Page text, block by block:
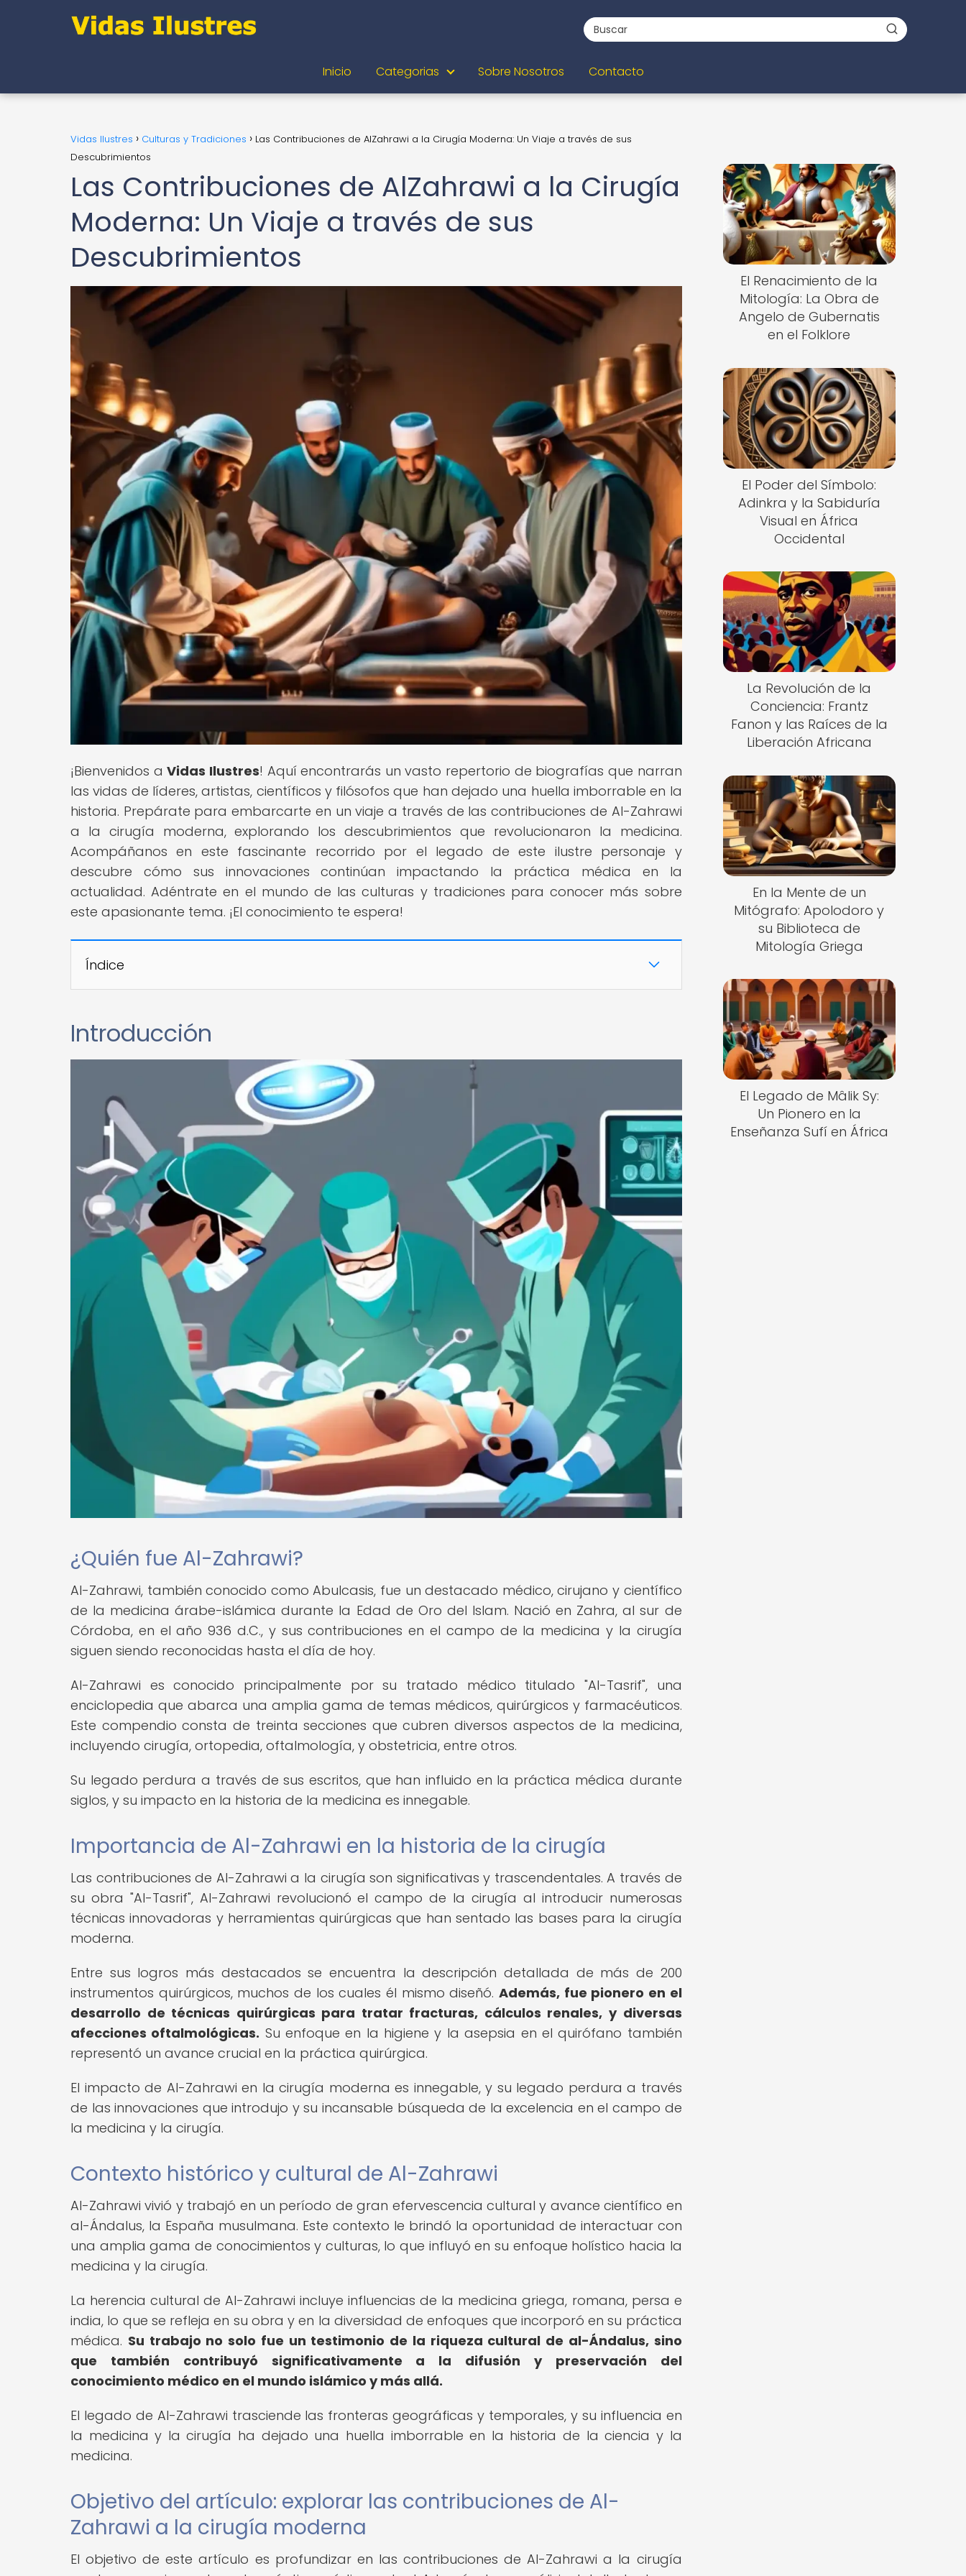
Inicio Categorias Sobre Nosotros Contacto
Vidas Ilustres Culturas y Tradiciones
Las Contribuciones de AlZahrawi a la Cirugía Moderna: Un Viaje a través de sus
Descubrimientos
Las Contribuciones de AlZahrawi a la Cirugía
Moderna: Un Viaje a través de sus
Descubrimientos
¡Bienvenidos aVidas Ilustres! Aquí encontrarás un vasto repertorio de biografías que narran
las vidas de líderes, artistas, científicos y filósofos que han dejado una huella imborrable en la
historia. Prepárate para embarcarte en un viaje a través de las contribuciones de Al-Zahrawi
a la cirugía moderna, explorando los descubrimientos que revolucionaron la medicina.
Acompáñanos en este fascinante recorrido por el legado de este ilustre personaje y
descubre cómo sus innovaciones continúan impactando la práctica médica en la
actualidad. Adéntrate en el mundo de las culturas y tradiciones para conocer más sobre
este apasionante tema. ¡El conocimiento te espera!
Índice
Introducción
¿Quién fue Al-Zahrawi?
Al-Zahrawi, también conocido como Abulcasis, fue un destacado médico, cirujano y científico
de la medicina árabe-islámica durante la Edad de Oro del Islam. Nació en Zahra, al sur de
Córdoba, en el año 936 d.C., y sus contribuciones en el campo de la medicina y la cirugía
siguen siendo reconocidas hasta el día de hoy.
Al-Zahrawi es conocido principalmente por su tratado médico titulado "Al-Tasrif", una
enciclopedia que abarca una amplia gama de temas médicos, quirúrgicos y farmacéuticos.
Este compendio consta de treinta secciones que cubren diversos aspectos de la medicina,
incluyendo cirugía, ortopedia, oftalmología, y obstetricia, entre otros.
Su legado perdura a través de sus escritos, que han influido en la práctica médica durante
siglos, y su impacto en la historia de la medicina es innegable.
Importancia de Al-Zahrawi en la historia de la cirugía
Las contribuciones de Al-Zahrawi a la cirugía son significativas y trascendentales. A través de
su obra "Al-Tasrif", Al-Zahrawi revolucionó el campo de la cirugía al introducir numerosas
técnicas innovadoras y herramientas quirúrgicas que han sentado las bases para la cirugía
moderna.
Entre sus logros más destacados se encuentra la descripción detallada de más de 200
instrumentos quirúrgicos, muchos de los cuales él mismo diseñó. Además, fue pionero en el
desarrollo de técnicas quirúrgicas para tratar fracturas, cálculos renales, y diversas
afecciones oftalmológicas. Su enfoque en la higiene y la asepsia en el quirófano también
representó un avance crucial en la práctica quirúrgica.
El impacto de Al-Zahrawi en la cirugía moderna es innegable, y su legado perdura a través
de las innovaciones que introdujo y su incansable búsqueda de la excelencia en el campo de
la medicina y la cirugía.
Contexto histórico y cultural de Al-Zahrawi
Al-Zahrawi vivió y trabajó en un período de gran efervescencia cultural y avance científico en
al-Ándalus, la España musulmana. Este contexto le brindó la oportunidad de interactuar con
una amplia gama de conocimientos y culturas, lo que influyó en su enfoque holístico hacia la
medicina y la cirugía.
La herencia cultural de Al-Zahrawi incluye influencias de la medicina griega, romana, persa e
india, lo que se refleja en su obra y en la diversidad de enfoques que incorporó en su práctica
médica. Su trabajo no solo fue un testimonio de la riqueza cultural de al-Ándalus, sino
que también contribuyó significativamente a la difusión y preservación del
conocimiento médico en el mundo islámico y más allá.
El legado de Al-Zahrawi trasciende las fronteras geográficas y temporales, y su influencia en
la medicina y la cirugía ha dejado una huella imborrable en la historia de la ciencia y la
medicina.
Objetivo del artículo: explorar las contribuciones de Al-
Zahrawi a la cirugía moderna
El objetivo de este artículo es profundizar en las contribuciones de Al-Zahrawi a la cirugía
El Renacimiento de la
Mitología: La Obra de
Angelo de Gubernatis
en el Folklore
El Poder del Símbolo:
Adinkra y la Sabiduría
Visual en África
Occidental
La Revolución de la
Conciencia: Frantz
Fanon y las Raíces de la
Liberación Africana
En la Mente de un
Mitógrafo: Apolodoro y
su Biblioteca de
Mitología Griega
El Legado de Mâlik Sy:
Un Pionero en la
Enseñanza Sufí en África